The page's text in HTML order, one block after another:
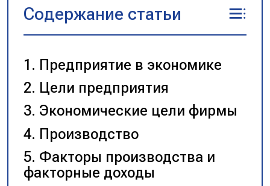
Содержание статьи
Предприятие в экономике
Цели предприятия
Экономические цели фирмы
Производство
Факторы производства и
факторные доходы